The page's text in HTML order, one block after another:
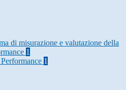
di misurazione e valutazione della
1
1